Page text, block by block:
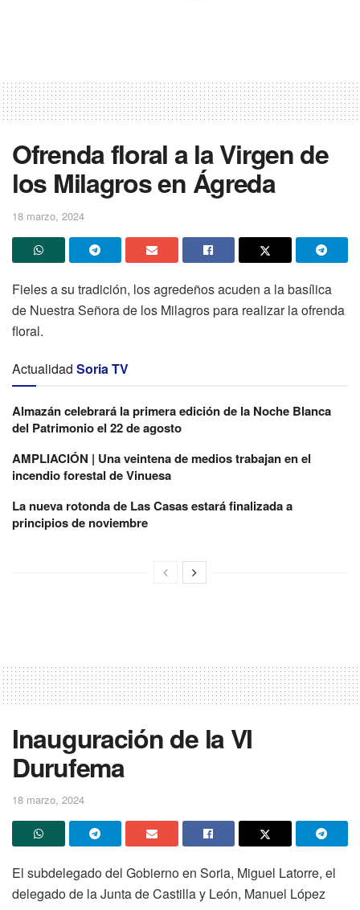
Ofrenda floral a la Virgen de
los Milagros en Ágreda
18 marzo, 2024
Fieles a su tradición, los agredeños acuden a la basílica
de Nuestra Señora de los Milagros para realizar la ofrenda
floral.
Actualidad Soria TV
Almazán celebrará la primera edición de la Noche Blanca
del Patrimonio el 22 de agosto
AMPLIACIÓN | Una veintena de medios trabajan en el
incendio forestal de Vinuesa
La nueva rotonda de Las Casas estará finalizada a
principios de noviembre
Inauguración de la VI
Durufema
18 marzo, 2024
El subdelegado del Gobierno en Soria, Miguel Latorre, el
delegado de la Junta de Castilla y León, Manuel López